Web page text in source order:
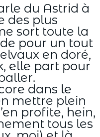
du Astrid à
des plus
sort toute la
pour un tout
en doré,
elle part pour
dans le
mettre plein
profite, hein,
tous les